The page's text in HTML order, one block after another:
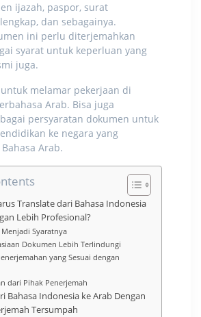
ijazah, paspor, surat
dan sebagainya.
ini perlu diterjemahkan
syarat untuk keperluan yang
juga.
melamar pekerjaan di
Arab. Bisa juga
persyaratan dokumen untuk
ke negara yang
Arab.
Translate dari Bahasa Indonesia
Lebih Profesional?
Menjadi Syaratnya
Dokumen Lebih Terlindungi
yang Sesuai dengan
dari Pihak Penerjemah
Bahasa Indonesia ke Arab Dengan
Tersumpah